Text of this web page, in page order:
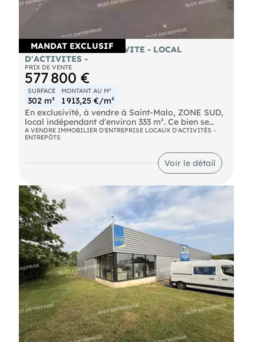
MANDAT EXCLUSIF
A VENDRE EN EXCLUSIVITE - LOCAL
D'ACTIVITES -
PRIX DE VENTE
577 800 €
SURFACE
302 m²
MONTANT AU M²
1 913,25 €/m²
En exclusivité, à vendre à Saint-Malo, ZONE SUD,
local indépendant d'environ 333 m². Ce bien se
compose de :
- Une entrée, accueil, bureaux et salle de réunion
- Atelier Terrain de 1007 m² environ est
stationnement. Les informations sur les risques
naturels, miniers, ou technologiques, auxquels ces
biens sont exposés, sont disponibles sur le site
A VENDRE IMMOBILIER D'ENTREPRISE LOCAUX D'ACTIVITÉS -
ENTREPÔTS
Voir le détail